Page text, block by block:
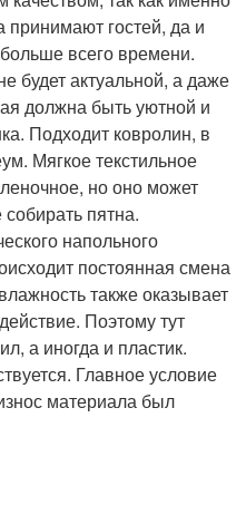
гостей, да и
всего времени.
будет актуальной, а даже
должна быть уютной и
Подходит ковролин, в
Мягкое текстильное
но оно может
пятна.
напольного
постоянная смена
также оказывает
Поэтому тут
а иногда и пластик.
Главное условие
материала был